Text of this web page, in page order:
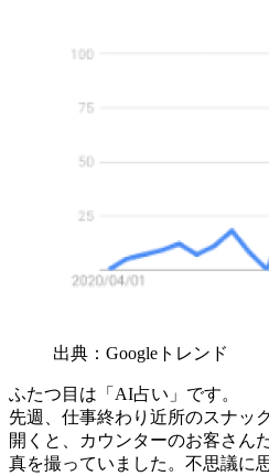
出典：Googleトレンド
ふたつ目は「AI占い」です。
先週、仕事終わり近所のスナッ
開くと、カウンターのお客さん
真を撮っていました。不思議に